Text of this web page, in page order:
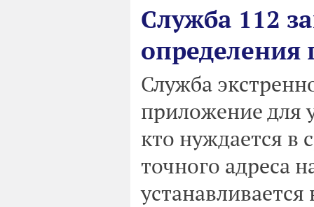
Служба 112
определения
Служба
приложение для
кто нуждается в
точного адреса